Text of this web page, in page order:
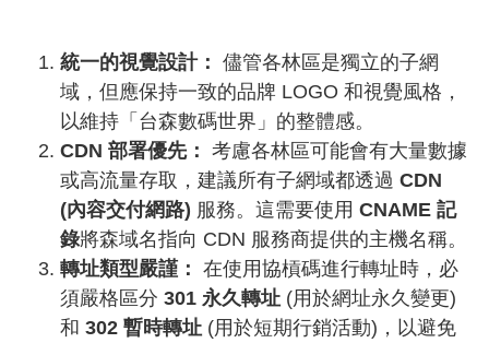
統一的視覺設計： 儘管各林區是獨立的子網
域，但應保持一致的品牌 LOGO 和視覺風格，
以維持「台森數碼世界」的整體感。
CDN 部署優先： 考慮各林區可能會有大量數據
或高流量存取，建議所有子網域都透過 CDN
(內容交付網路) 服務。這需要使用 CNAME 記
錄將森域名指向 CDN 服務商提供的主機名稱。
轉址類型嚴謹： 在使用協槓碼進行轉址時，必
須嚴格區分 301 永久轉址 (用於網址永久變更)
和 302 暫時轉址 (用於短期行銷活動)，以避免